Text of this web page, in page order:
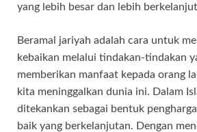
yang lebih besar dan lebih
Beramal jariyah adalah cara untuk
kebaikan melalui tindakan-tindakan
memberikan manfaat kepada orang
kita meninggalkan dunia ini. Dalam
ditekankan sebagai bentuk
baik yang berkelanjutan. Dengan